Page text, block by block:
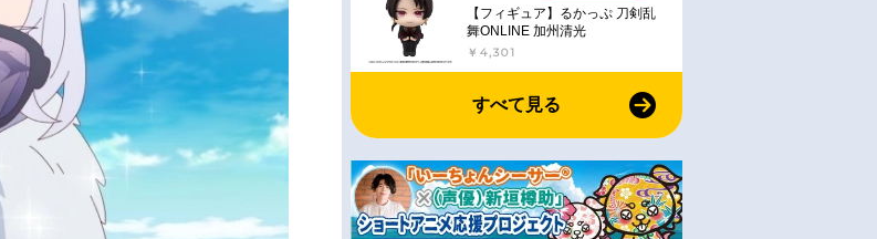
【フィギュア】るかっぷ 刀剣乱
舞ONLINE 加州清光
￥4,301
すべて見る